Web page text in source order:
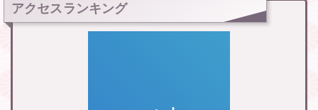
アクセスランキング